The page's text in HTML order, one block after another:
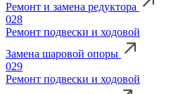
Ремонт и замена редуктора
028
Ремонт подвески и ходовой
Замена шаровой опоры
029
Ремонт подвески и ходовой